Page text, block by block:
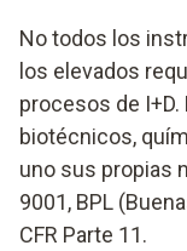
No todos los
los elevados
procesos de
biotécnicos,
uno sus propias
9001, BPL
CFR Parte 11.